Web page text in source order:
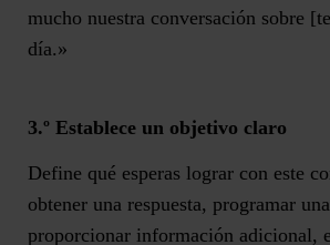
mucho nuestra conversación sobre
día.»
3.º Establece un objetivo claro
Define qué esperas lograr con este
obtener una respuesta, programar
proporcionar información adicional,